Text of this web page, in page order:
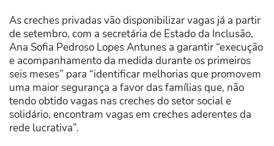
As creches privadas vão disponibilizar vagas já a partir
de setembro, com a secretária de Estado da Inclusão,
Ana Sofia Pedroso Lopes Antunes a garantir “execução
e acompanhamento da medida durante os primeiros
seis meses” para “identificar melhorias que promovem
uma maior segurança a favor das famílias que, não
tendo obtido vagas nas creches do setor social e
solidário, encontram vagas em creches aderentes da
rede lucrativa”.